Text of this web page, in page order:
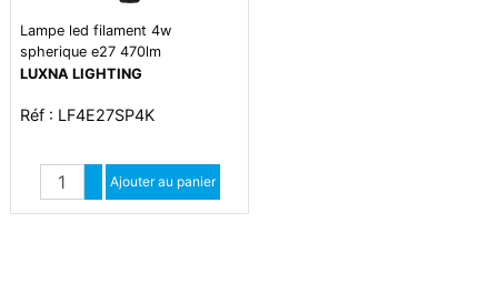
Lampe led filament 4w
spherique e27 470lm
LUXNA LIGHTING
Réf : LF4E27SP4K
Quantité
Augmenter quantité
Diminuer quantité
Ajouter au panier